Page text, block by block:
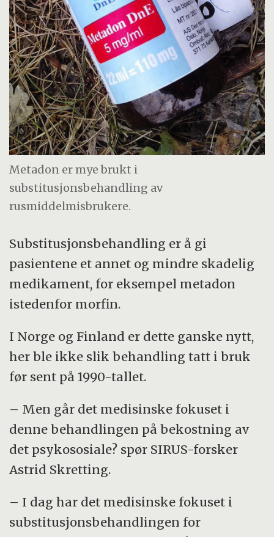
Metadon er mye brukt i
substitusjonsbehandling av
rusmiddelmisbrukere.
Substitusjonsbehandling er å gi
pasientene et annet og mindre skadelig
medikament, for eksempel metadon
istedenfor morfin.
I Norge og Finland er dette ganske nytt,
her ble ikke slik behandling tatt i bruk
før sent på 1990-tallet.
– Men går det medisinske fokuset i
denne behandlingen på bekostning av
det psykososiale? spør SIRUS-forsker
Astrid Skretting.
– I dag har det medisinske fokuset i
substitusjonsbehandlingen for